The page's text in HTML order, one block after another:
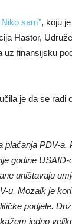
sam”, koju
Hastor,
uz finansijsku
je da se radi
plaćanja PDV-a.
godine USAID-
uništavaju
u, Mozaik je
podjele.
jedno